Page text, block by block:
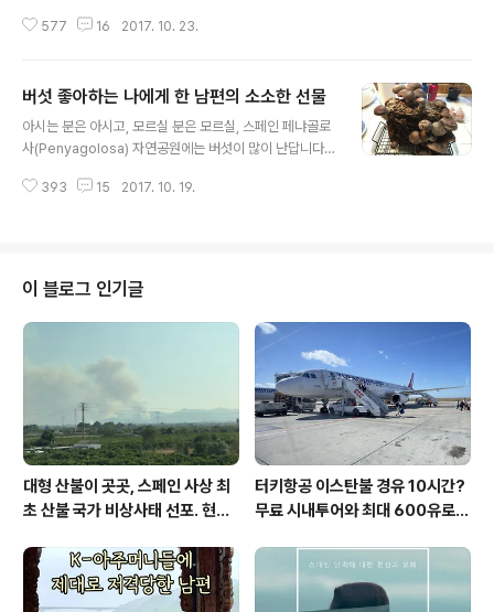
님이 주무실 장소가 적당하지 않다는 게 이유가 되겠습니
그런데 이번에 남편과 저는 아일랜드 더블린 여행을 계획
하게 되었습니다. 4박 5일의 짧은 일정으로 다녀오는 계획
을 세웠는데요, 남편이 좋아하는 수제 맥주의 세계를 공부
하기까지의 결심이 나왔는지 이야기해드릴게요)하지만, 우
577 16 2017. 10. 23.
버섯 좋아하는 나에게 한 남편의 소소한 선물
아시는 분은 아시고, 모르실 분은 모르실, 스페인 페냐골로
사(Penyagolosa) 자연공원에는 버섯이 많이 난답니다.
더욱 커지기 마련이지요. 그런데 지난번 동영상을 보신 분
가 시간 보내기를 좋아하는 저에게는 참 쓸쓸한 가을이 되
고 말았습니다. 지난번 동영상 못 보신 분들을 위해 삽입해
보았습니다. 조금 길지만, 우리 일상의 모습을 보고 싶어하
시던 독자님께는 화면으로 다가갈 수 있어 나름대로 의미
가 있다고 봅니다. ^^; ☞ https://www.youtube.com/
393 15 2017. 10. 19.
이 블로그 인기글
대형 산불이 곳곳, 스페인 사상 최
초 산불 국가 비상사태 선포. 현지
터키항공 이스탄불 경유 10시간?
무료 시내투어와 최대 600유로